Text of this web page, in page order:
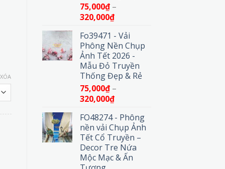
75,000₫ –
320,000₫Khoảng
từ
75,000₫
đến
320,000₫
Fo39471 - Vải
Phông Nền Chụp
Ảnh Tết 2026 -
Mẫu Đỏ Truyền
Thống Đẹp & Rẻ
75,000₫ –
320,000₫Khoảng
từ
75,000₫
đến
320,000₫
FO48274 - Phông
nền vải Chụp Ảnh
Tết Cổ Truyền –
Decor Tre Nứa
Mộc Mạc & Ấn
XÓA
gian chụp ảnh sản phẩm chuyên nghiệp số lượng